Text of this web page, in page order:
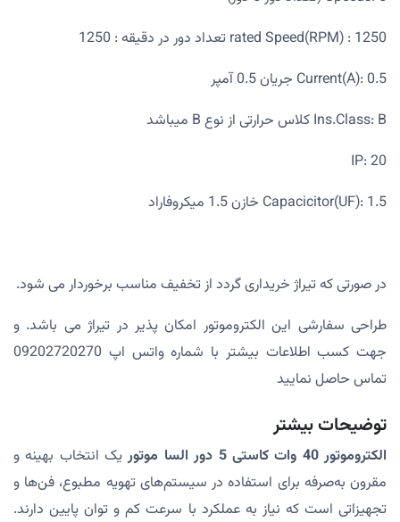
rated Speed(RPM) : 1250 تعداد دور در دقیقه : 1250
Current(A): 0.5 جریان 0.5 آمپر
Ins.Class: B کلاس حرارتی از نوع B میباشد
IP: 20
Capacicitor(UF): 1.5 خازن 1.5 میکروفاراد
در صورتی که تیراژ خریداری گردد از تخفیف مناسب برخوردار می شود.
طراحی سفارشی این الکتروموتور امکان پذیر در تیراژ می باشد. و
جهت کسب اطلاعات بیشتر با شماره واتس اپ 09202720270
تماس حاصل نمایید
توضیحات بیشتر
الکتروموتور 40 وات کاستی 5 دور السا موتور
یک انتخاب بهینه و
مقرون به‌صرفه برای استفاده در سیستم‌های تهویه مطبوع، فن‌ها و
تجهیزاتی است که نیاز به عملکرد با سرعت کم و توان پایین دارند.